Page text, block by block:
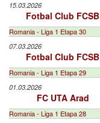
15.03.2026
Fotbal Club FCSB
Romania - Liga 1 Etapa 30
07.03.2026
Fotbal Club FCSB
Romania - Liga 1 Etapa 29
01.03.2026
FC UTA Arad
Romania - Liga 1 Etapa 28